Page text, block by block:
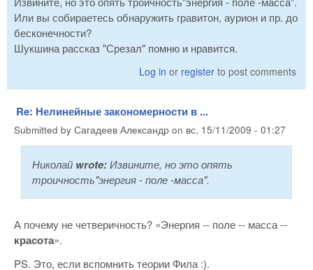
Или вы собираетесь обнаружить гравитон, аурион и пр. до
бесконечности?
Шукшина рассказ "Срезал" помню и нравится.
Log in or register to post comments
Re: Нелинейные закономерности в ...
Submitted by Сагадеев Александр on вс, 15/11/2009 - 01:27
Николай wrote:Извините, но это опять
троичность"энергия - поле -масса".
А почему не четверичность? «Энергия -- поле -- масса --
красота».
PS. Это, если вспомнить теории Фила :).